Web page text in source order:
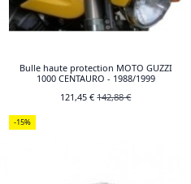
Bulle haute protection MOTO GUZZI
1000 CENTAURO - 1988/1999
121,45 €142,88 €
-15%